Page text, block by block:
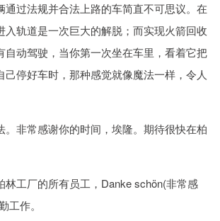
通过法规并合法上路的车简直不可思议。在
入轨道是一次巨大的解脱；而实现火箭回收
自动驾驶，当你第一次坐在车里，看着它把
己停好车时，那种感觉就像魔法一样，令人
。非常感谢你的时间，埃隆。期待很快在柏
林工厂的所有员工，Danke schön(非常感
工作。